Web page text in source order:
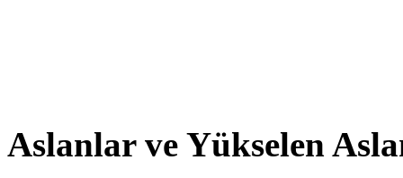
Aslanlar ve Yükselen